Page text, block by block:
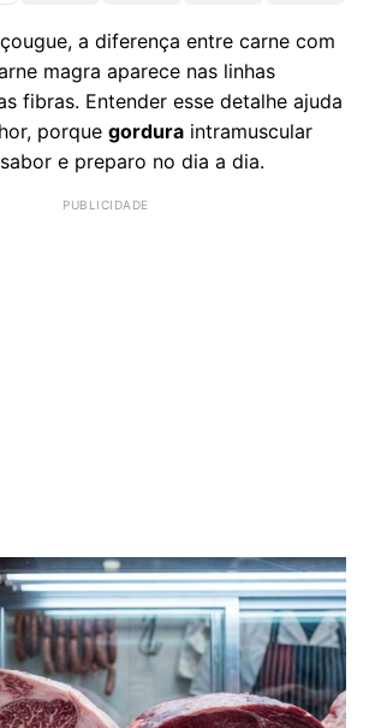
a diferença entre carne com
magra aparece nas linhas
fibras. Entender esse detalhe ajuda
porque gordura intramuscular
e preparo no dia a dia.